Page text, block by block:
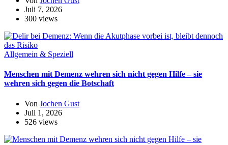
Juli 7, 2026
300 views
Allgemein & Speziell
Menschen mit Demenz wehren sich nicht gegen Hilfe – sie
wehren sich gegen die Botschaft
Von Jochen Gust
Juli 1, 2026
526 views